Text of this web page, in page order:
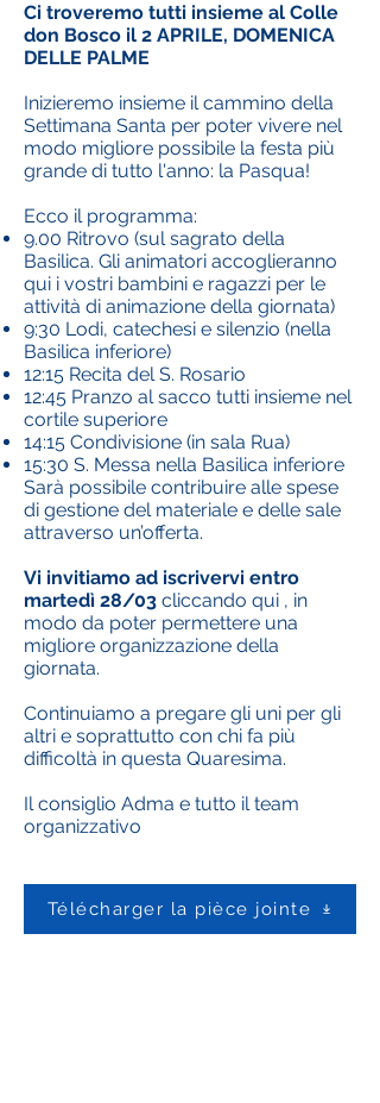
Ci troveremo tutti insieme al Colle
don Bosco il 2 APRILE, DOMENICA
DELLE PALME
Inizieremo insieme il cammino della
Settimana Santa per poter vivere nel
modo migliore possibile la festa più
grande di tutto l'anno: la Pasqua!
Ecco il programma:
9.00 Ritrovo (sul sagrato della
Basilica. Gli animatori accoglieranno
qui i vostri bambini e ragazzi per le
attività di animazione della giornata)
9:30 Lodi, catechesi e silenzio (nella
Basilica inferiore)
12:15 Recita del S. Rosario
12:45 Pranzo al sacco tutti insieme nel
cortile superiore
14:15 Condivisione (in sala Rua)
15:30 S. Messa nella Basilica inferiore
Sarà possibile contribuire alle spese
di gestione del materiale e delle sale
attraverso un’offerta.
Vi invitiamo ad iscrivervi entro
martedì 28/03 cliccando qui , in
modo da poter permettere una
migliore organizzazione della
giornata.
Continuiamo a pregare gli uni per gli
altri e soprattutto con chi fa più
difficoltà in questa Quaresima.
Il consiglio Adma e tutto il team
organizzativo
Télécharger la pièce jointe